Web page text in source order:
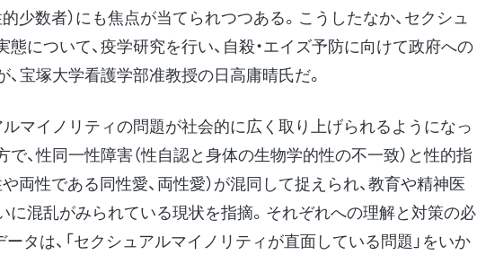
少数者）にも焦点が当てられつつある。こうしたなか、セクシュ
について、疫学研究を行い、自殺・エイズ予防に向けて政府への
宝塚大学看護学部准教授の日高庸晴氏だ。
ルマイノリティの問題が社会的に広く取り上げられるようになっ
、性同一性障害（性自認と身体の生物学的性の不一致）と性的指
両性である同性愛、両性愛）が混同して捉えられ、教育や精神医
に混乱がみられている現状を指摘。それぞれへの理解と対策の必
タは、「セクシュアルマイノリティが直面している問題」をいか